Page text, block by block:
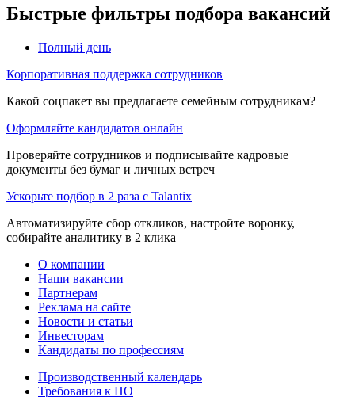
Быстрые фильтры подбора вакансий
Полный день
Корпоративная поддержка сотрудников
Какой соцпакет вы предлагаете семейным сотрудникам?
Оформляйте кандидатов онлайн
Проверяйте сотрудников и подписывайте кадровые
документы без бумаг и личных встреч
Ускорьте подбор в 2 раза с Talantix
Автоматизируйте сбор откликов, настройте воронку,
собирайте аналитику в 2 клика
О компании
Наши вакансии
Партнерам
Реклама на сайте
Новости и статьи
Инвесторам
Кандидаты по профессиям
Производственный календарь
Требования к ПО